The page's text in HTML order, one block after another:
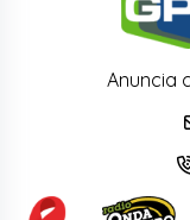
Anuncia